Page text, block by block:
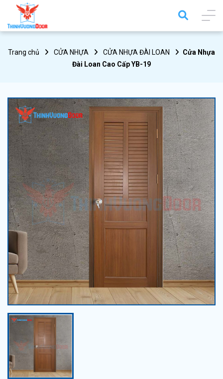
Trang chủ CỬA NHỰA CỬA NHỰA ĐÀI LOAN
Cửa Nhựa
Đài Loan Cao Cấp YB-19